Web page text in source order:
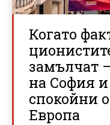
Когато
замълчат
на София и
спокойни
Европа